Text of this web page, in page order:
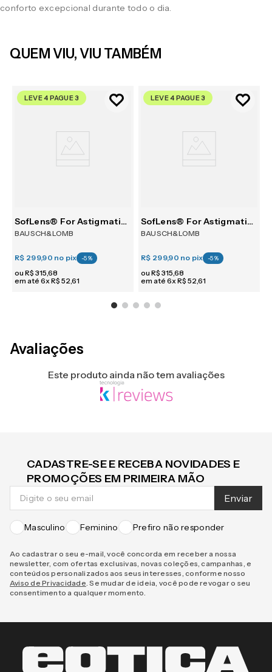
conforto excepcional durante todo o dia.
QUEM VIU, VIU TAMBÉM
LEVE 4 PAGUE 3
SofLens® For Astigmatism 6
BAUSCH&LOMB
R$ 299,90 no pix -5%
ou R$ 315,68
em até 6xR$ 52,61
LEVE 4 PAGUE 3
SofLens® For Astigmatism 6
BAUSCH&LOMB
R$ 299,90 no pix -5%
ou R$ 315,68
em até 6xR$ 52,61
Avaliações
Este produto ainda não tem avaliações
CADASTRE-SE E RECEBA NOVIDADES E
PROMOÇÕES EM PRIMEIRA MÃO
Enviar
Masculino Feminino Prefiro não responder
Ao cadastrar o seu e-mail, você concorda em receber a nossa
newsletter, com ofertas exclusivas, novas coleções, campanhas, e
conteúdos personalizados aos seus interesses, conforme nosso
Aviso de Privacidade . Se mudar de ideia, você pode revogar o seu
consentimento a qualquer momento.